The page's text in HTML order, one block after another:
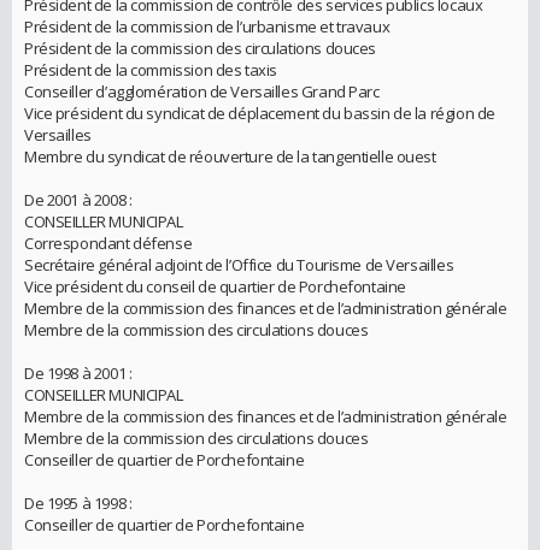
Président de la commission de contrôle des services publics locaux
Président de la commission de l’urbanisme et travaux
Président de la commission des circulations douces
Président de la commission des taxis
Conseiller d’agglomération de Versailles Grand Parc
Vice président du syndicat de déplacement du bassin de la région de
Versailles
Membre du syndicat de réouverture de la tangentielle ouest
De 2001 à 2008 :
CONSEILLER MUNICIPAL
Correspondant défense
Secrétaire général adjoint de l’Office du Tourisme de Versailles
Vice président du conseil de quartier de Porchefontaine
Membre de la commission des finances et de l’administration générale
Membre de la commission des circulations douces
De 1998 à 2001 :
CONSEILLER MUNICIPAL
Membre de la commission des finances et de l’administration générale
Membre de la commission des circulations douces
Conseiller de quartier de Porchefontaine
De 1995 à 1998 :
Conseiller de quartier de Porchefontaine